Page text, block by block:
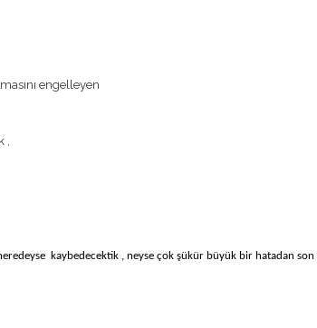
engelleyen
,
kaybedecektik , neyse çok şükür büyük bir hatadan son